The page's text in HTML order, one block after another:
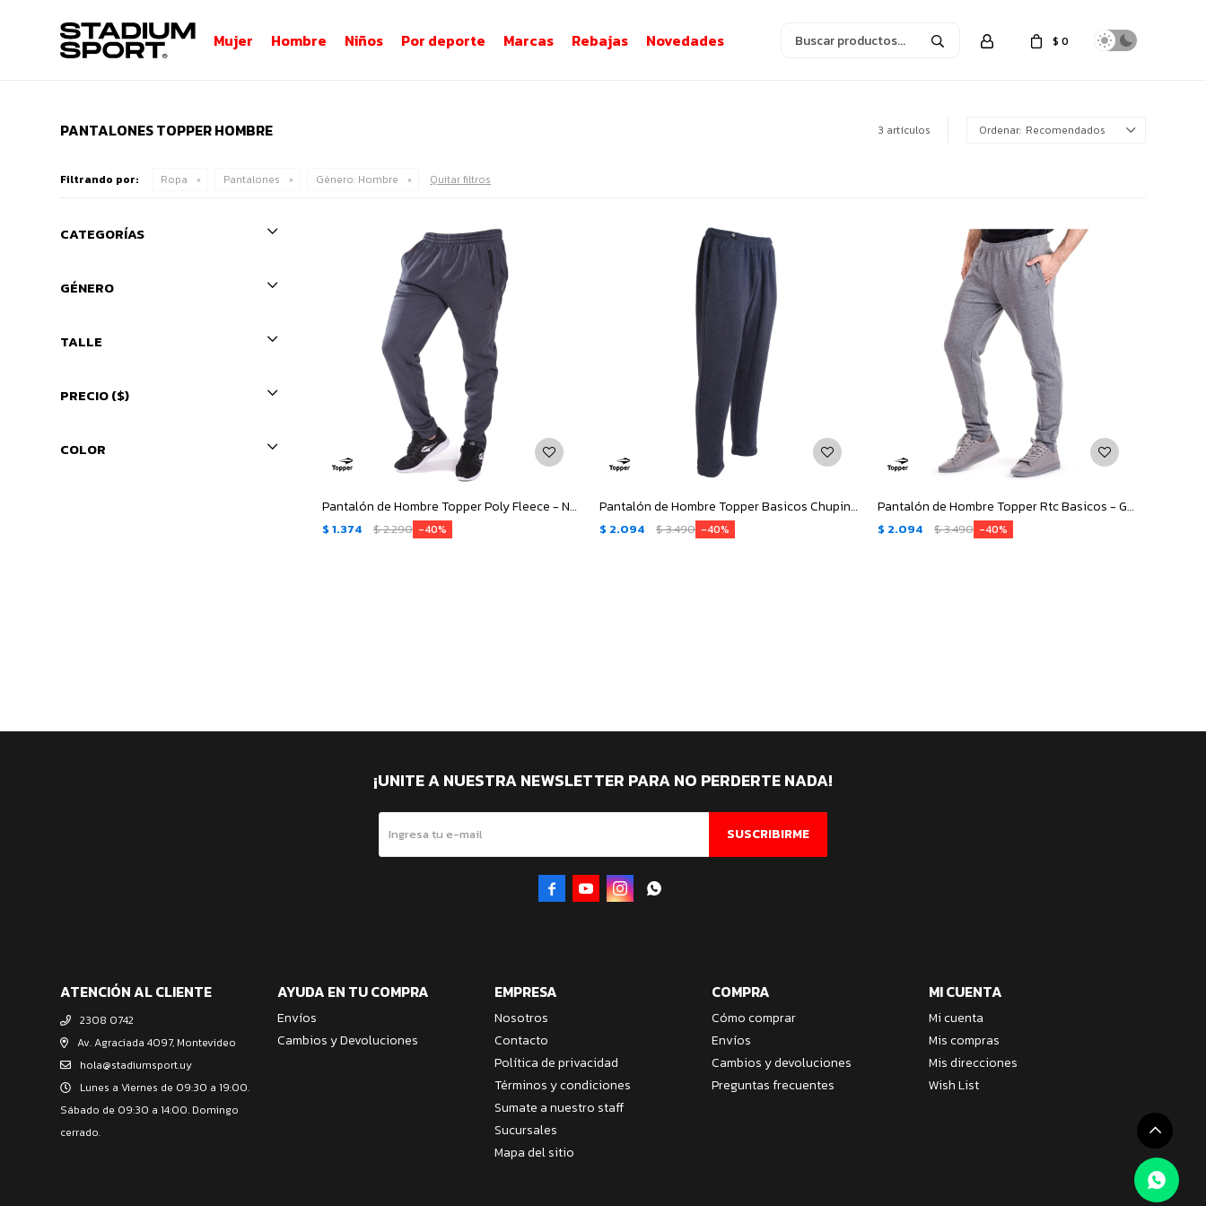
Mujer Hombre Niños Por deporte Marcas Rebajas Novedades $ 0
PANTALONES TOPPER HOMBRE 3 artículos Recomendados
Filtrando por: Ropa Pantalones Género: Hombre Quitar filtros
Pantalón de Hombre Topper Poly Fleece - Negro Melange
$ 1.374 $2.290 40
Pantalón de Hombre Topper Basicos Chupin - Azul Marino
$ 2.094 $3.490 40
Pantalón de Hombre Topper Rtc Basicos - Gris
$ 2.094 $3.490 40
CATEGORÍAS
GÉNERO
TALLE
PRECIO($)
COLOR
ATENCIÓN AL CLIENTE
2308 0742
Av. Agraciada 4097, Montevideo
hola@stadiumsport.uy
Lunes a Viernes de 09:30 a 19:00.
Sábado de 09:30 a 14:00. Domingo
cerrado.
AYUDA EN TU COMPRA
Envíos
Cambios y Devoluciones
EMPRESA
Nosotros
Contacto
Política de privacidad
Términos y condiciones
Sumate a nuestro staff
Sucursales
Mapa del sitio
COMPRA
Cómo comprar
Envíos
Cambios y devoluciones
Preguntas frecuentes
MI CUENTA
Mi cuenta
Mis compras
Mis direcciones
Wish List
¡UNITE A NUESTRA NEWSLETTER PARA NO PERDERTE NADA!
SUSCRIBIRME
   